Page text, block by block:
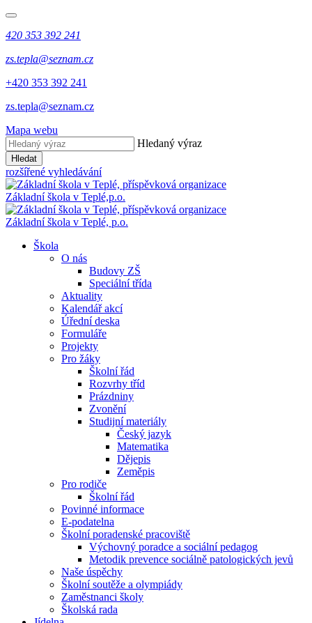
420 353 392 241
zs.tepla@seznam.cz
+420 353 392 241
zs.tepla@seznam.cz
Mapa webu
Hledaný výraz
Hledat
rozšířené vyhledávání
Základní škola v Teplé,p.o.
Základní škola v Teplé, p.o.
Škola
O nás
Budovy ZŠ
Speciální třída
Aktuality
Kalendář akcí
Úřední deska
Formuláře
Projekty
Pro žáky
Školní řád
Rozvrhy tříd
Prázdniny
Zvonění
Studijní materiály
Český jazyk
Matematika
Dějepis
Zeměpis
Pro rodiče
Školní řád
Povinné informace
E-podatelna
Školní poradenské pracoviště
Výchovný poradce a sociální pedagog
Metodik prevence sociálně patologických jevů
Naše úspěchy
Školní soutěže a olympiády
Zaměstnanci školy
Školská rada